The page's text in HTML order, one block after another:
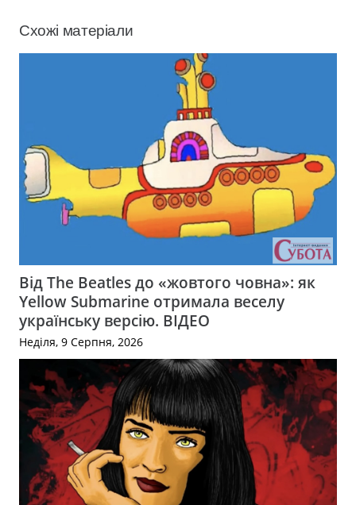
Схожі матеріали
Від The Beatles до «жовтого човна»: як
Yellow Submarine отримала веселу
українську версію. ВІДЕО
Неділя, 9 Серпня, 2026